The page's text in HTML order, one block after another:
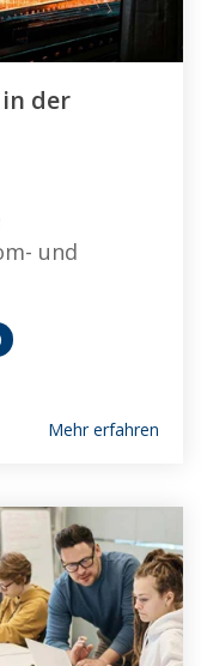
der
und
Mehr erfahren